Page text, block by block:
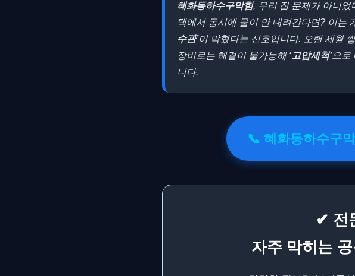
혜화동하수구막힘, 우리 집 문제가 아니었
택에서 동시에 물이 안 내려간다면? 이는
수관’이 막혔다는 신호입니다. 오랜 세월
장비로는 해결이 불가능해 ‘고압세척’으로
니다.
📞 혜화동하수구
✔ 전
자주 막히는